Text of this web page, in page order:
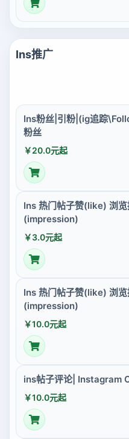
Ins推广
Ins粉丝|引粉|(ig追踪\Follower) ins买粉 ins
粉丝
￥20.0元起
Ins 热门帖子赞(like) 浏览播
(impression)
￥3.0元起
Ins 热门帖子赞(like) 浏览播
(impression)
￥10.0元起
ins帖子评论| Instagram
￥10.0元起